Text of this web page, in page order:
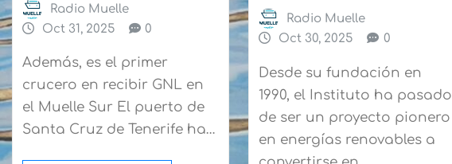
Radio Muelle
Oct 31, 2025
0
Además, es el primer
crucero en recibir GNL en
el Muelle Sur El puerto de
Santa Cruz de Tenerife ha…
Radio Muelle
Oct 30, 2025
0
Desde su fundación en
1990, el Instituto ha pasado
de ser un proyecto pionero
en energías renovables a